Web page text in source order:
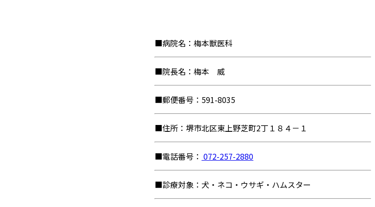
■病院名：梅本獣医科
■院長名：梅本 威
■郵便番号：591-8035
■住所：堺市北区東上野芝町2丁１８４－１
■電話番号： 072-257-2880
■診療対象：犬・ネコ・ウサギ・ハムスター